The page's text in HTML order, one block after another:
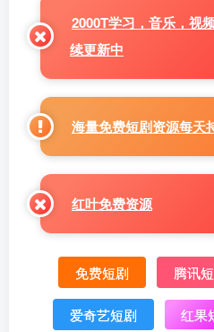
2000T学习，音乐，视
续更新中
海量免费短剧资源每天
红叶免费资源
免费短剧 腾讯
爱奇艺短剧 红果